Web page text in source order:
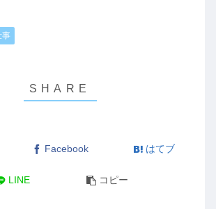
事
Facebook はてブ
LINE コピー